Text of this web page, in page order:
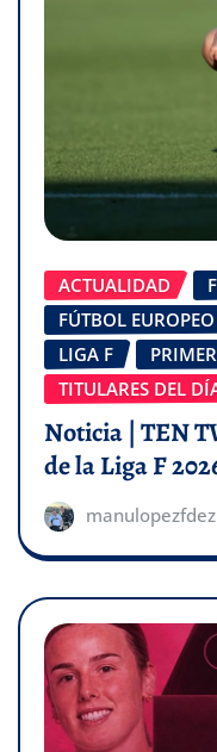
ACTUALIDAD
FÚTBOL EUROPEO
LIGA F
TITULARES DEL
Noticia | TEN
de la Liga F
manulopezfdez